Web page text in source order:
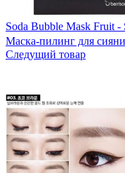
Soda Bubble Mask Fruit
Маска-пилинг для
Следущий товар